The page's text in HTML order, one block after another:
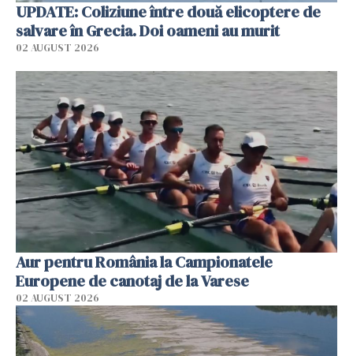
UPDATE: Coliziune între două elicoptere de
salvare în Grecia. Doi oameni au murit
02 AUGUST 2026
Aur pentru România la Campionatele
Europene de canotaj de la Varese
02 AUGUST 2026